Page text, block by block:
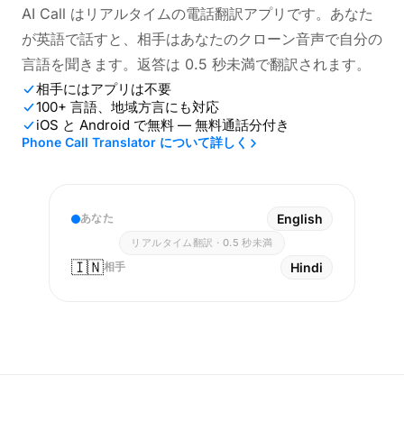
AI Call はリアルタイムの電話翻訳アプリです。あなた
が英語で話すと、相手はあなたのクローン音声で自分の
言語を聞きます。返答は 0.5 秒未満で翻訳されます。
相手にはアプリは不要
100+ 言語、地域方言にも対応
iOS と Android で無料 — 無料通話分付き
Phone Call Translator について詳しく
あなた English
リアルタイム翻訳 · 0.5 秒未満
🇮🇳相手 Hindi